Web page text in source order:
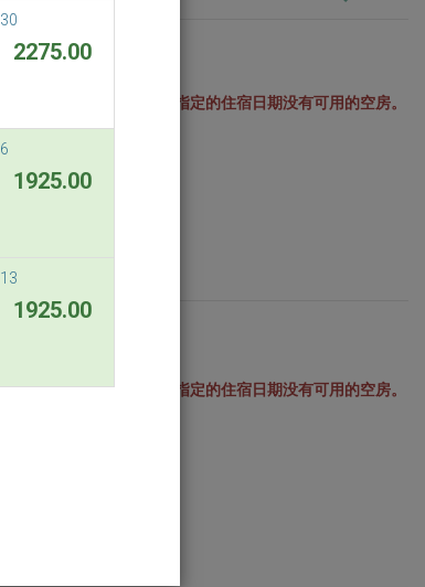
此价格在您所指定的住宿日期没有可用的空房。
此价格在您所指定的住宿日期没有可用的空房。
30
2275.00
6
1925.00
13
1925.00